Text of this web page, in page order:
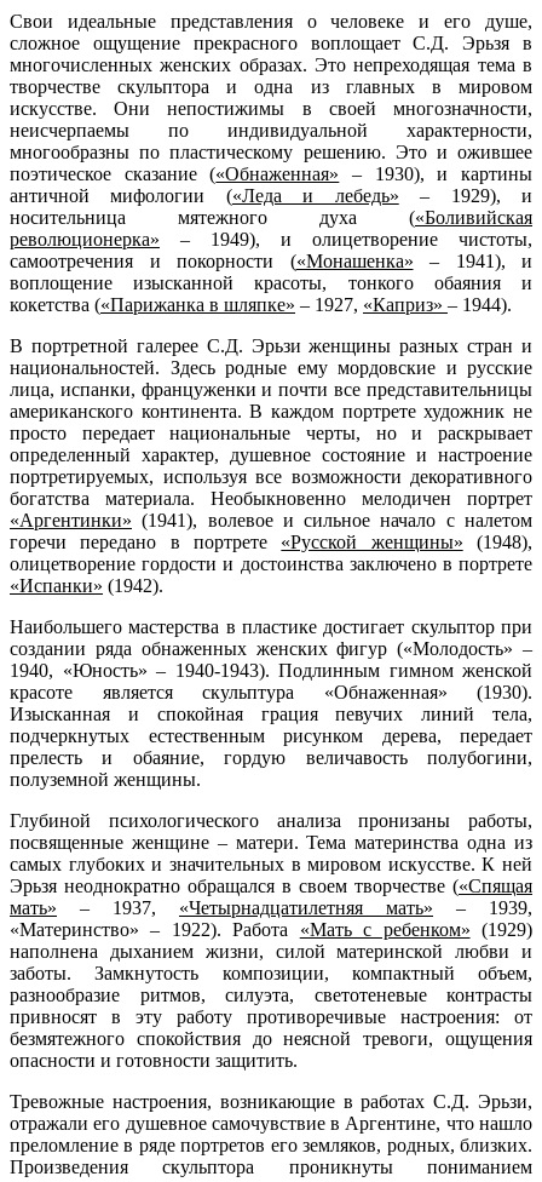
Свои идеальные представления о человеке и его душе,
сложное ощущение прекрасного воплощает С.Д. Эрьзя в
многочисленных женских образах. Это непреходящая тема в
творчестве скульптора и одна из главных в мировом
искусстве. Они непостижимы в своей многозначности,
неисчерпаемы по индивидуальной характерности,
многообразны по пластическому решению. Это и ожившее
поэтическое сказание («Обнаженная» – 1930), и картины
античной мифологии («Леда и лебедь» – 1929), и
носительница мятежного духа («Боливийская
революционерка» – 1949), и олицетворение чистоты,
самоотречения и покорности («Монашенка» – 1941), и
воплощение изысканной красоты, тонкого обаяния и
кокетства («Парижанка в шляпке» – 1927, «Каприз» – 1944).
В портретной галерее С.Д. Эрьзи женщины разных стран и
национальностей. Здесь родные ему мордовские и русские
лица, испанки, француженки и почти все представительницы
американского континента. В каждом портрете художник не
просто передает национальные черты, но и раскрывает
определенный характер, душевное состояние и настроение
портретируемых, используя все возможности декоративного
богатства материала. Необыкновенно мелодичен портрет
«Аргентинки» (1941), волевое и сильное начало с налетом
горечи передано в портрете «Русской женщины» (1948),
олицетворение гордости и достоинства заключено в портрете
«Испанки» (1942).
Наибольшего мастерства в пластике достигает скульптор при
создании ряда обнаженных женских фигур («Молодость» –
1940, «Юность» – 1940-1943). Подлинным гимном женской
красоте является скульптура «Обнаженная» (1930).
Изысканная и спокойная грация певучих линий тела,
подчеркнутых естественным рисунком дерева, передает
прелесть и обаяние, гордую величавость полубогини,
полуземной женщины.
Глубиной психологического анализа пронизаны работы,
посвященные женщине – матери. Тема материнства одна из
самых глубоких и значительных в мировом искусстве. К ней
Эрьзя неоднократно обращался в своем творчестве («Спящая
мать» – 1937, «Четырнадцатилетняя мать» – 1939,
«Материнство» – 1922). Работа «Мать с ребенком» (1929)
наполнена дыханием жизни, силой материнской любви и
заботы. Замкнутость композиции, компактный объем,
разнообразие ритмов, силуэта, светотеневые контрасты
привносят в эту работу противоречивые настроения: от
безмятежного спокойствия до неясной тревоги, ощущения
опасности и готовности защитить.
Тревожные настроения, возникающие в работах С.Д. Эрьзи,
отражали его душевное самочувствие в Аргентине, что нашло
преломление в ряде портретов его земляков, родных, близких.
Произведения скульптора проникнуты пониманием